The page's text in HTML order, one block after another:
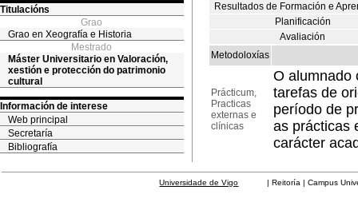
Titulacións
Grao
Grao en Xeografía e Historia
Mestrado
Máster Universitario en Valoración,
xestión e protección do patrimonio
cultural
Información de interese
Web principal
Secretaría
Bibliografía
Resultados de Formación e
Planificación
Avaliación
Metodoloxías
Prácticum,
Practicas
externas e
clínicas
O alumnado
tarefas de
período de
as prácticas
carácter
Universidade de Vigo | Reitoría | Campus